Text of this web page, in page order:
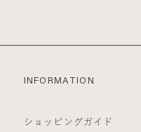
INFORMATION
ショッピングガイド